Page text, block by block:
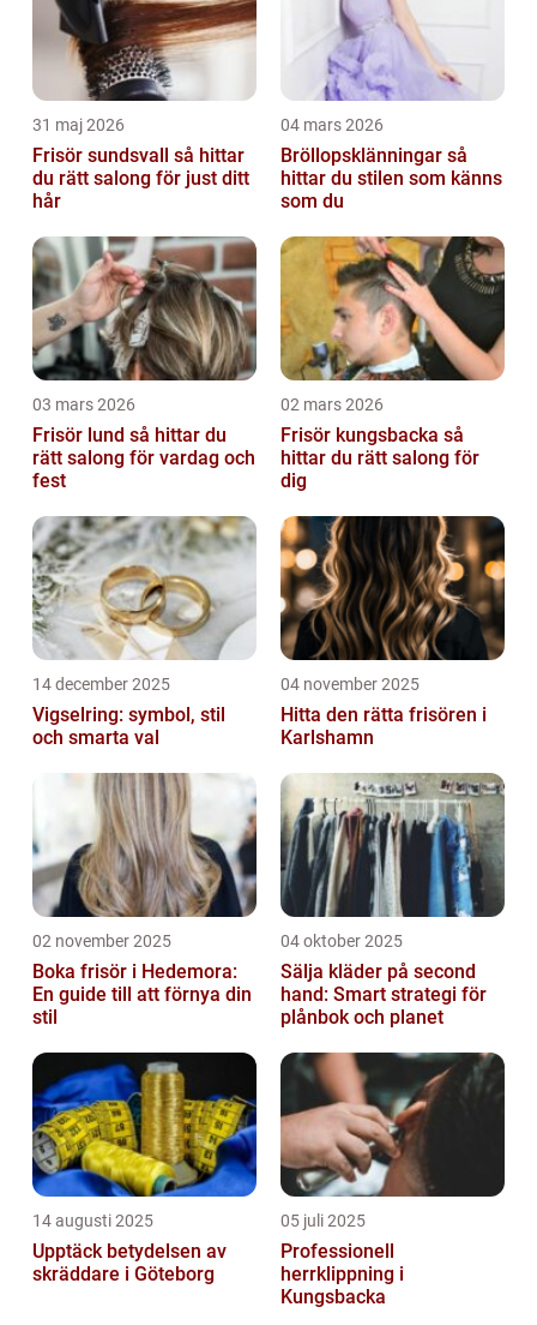
31 maj 2026
Frisör sundsvall så hittar
du rätt salong för just ditt
hår
04 mars 2026
Bröllopsklänningar så
hittar du stilen som känns
som du
03 mars 2026
Frisör lund så hittar du
rätt salong för vardag och
fest
02 mars 2026
Frisör kungsbacka så
hittar du rätt salong för
dig
14 december 2025
Vigselring: symbol, stil
och smarta val
04 november 2025
Hitta den rätta frisören i
Karlshamn
02 november 2025
Boka frisör i Hedemora:
En guide till att förnya din
stil
04 oktober 2025
Sälja kläder på second
hand: Smart strategi för
plånbok och planet
14 augusti 2025
Upptäck betydelsen av
skräddare i Göteborg
05 juli 2025
Professionell
herrklippning i
Kungsbacka